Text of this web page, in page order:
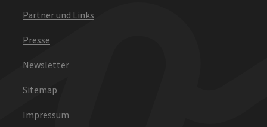
Partner und Links
Presse
Newsletter
Sitemap
Impressum